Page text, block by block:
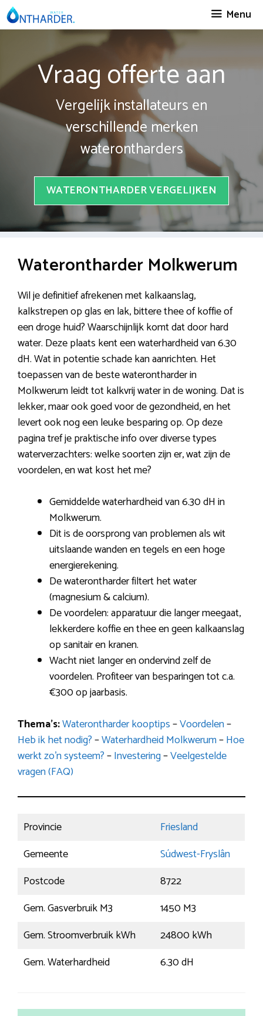
Spring
naar
Menu
Vraag offerte aan
Vergelijk installateurs en
verschillende merken
waterontharders
WATERONTHARDER VERGELIJKEN
Waterontharder Molkwerum
Wil je definitief afrekenen met kalkaanslag,
kalkstrepen op glas en lak, bittere thee of koffie of
een droge huid? Waarschijnlijk komt dat door hard
water. Deze plaats kent een waterhardheid van 6.30
dH. Wat in potentie schade kan aanrichten. Het
toepassen van de beste waterontharder in
Molkwerum leidt tot kalkvrij water in de woning. Dat is
lekker, maar ook goed voor de gezondheid, en het
levert ook nog een leuke besparing op. Op deze
pagina tref je praktische info over diverse types
waterverzachters: welke soorten zijn er, wat zijn de
voordelen, en wat kost het me?
Gemiddelde waterhardheid van 6.30 dH in
Molkwerum.
Dit is de oorsprong van problemen als wit
uitslaande wanden en tegels en een hoge
energierekening.
De waterontharder filtert het water
(magnesium & calcium).
De voordelen: apparatuur die langer meegaat,
lekkerdere koffie en thee en geen kalkaanslag
op sanitair en kranen.
Wacht niet langer en ondervind zelf de
voordelen. Profiteer van besparingen tot c.a.
€300 op jaarbasis.
Thema’s:Waterontharder kooptips–Voordelen–
Heb ik het nodig?–Waterhardheid Molkwerum–Hoe
werkt zo’n systeem?–Investering–Veelgestelde
vragen (FAQ)
Provincie
Friesland
Gemeente
Súdwest-Fryslân
Postcode
8722
Gem. Gasverbruik M3
1450 M3
Gem. Stroomverbruik kWh
24800 kWh
Gem. Waterhardheid
6.30 dH